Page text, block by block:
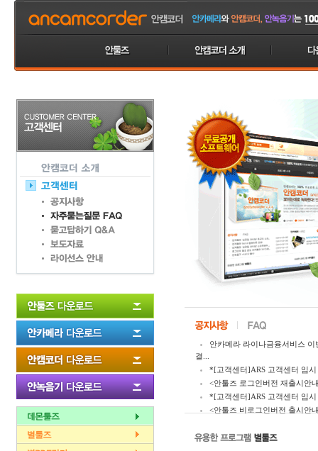
안카메라 라이나금융서비스 이
결...
*[고객센터]ARS 고객센터 임시
<안툴즈 로그인버전 재출시안
*[고객센터]ARS 고객센터 임시
<안툴즈 비로그인버전 출시안